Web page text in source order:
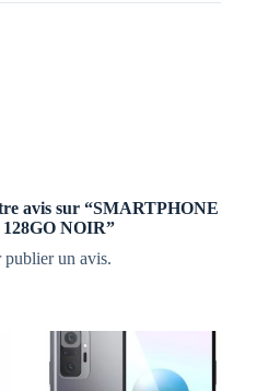
avis sur “SMARTPHONE
NOIR”
publier un avis.